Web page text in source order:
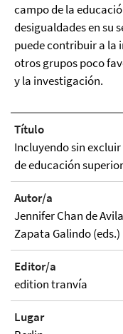
campo de la
desigualdades en su
puede contribuir a la
otros grupos poco
y la investigación.
Título
Incluyendo sin
de educación superior
Autor/a
Jennifer Chan de
Zapata Galindo (eds.)
Editor/a
edition tranvía
Lugar